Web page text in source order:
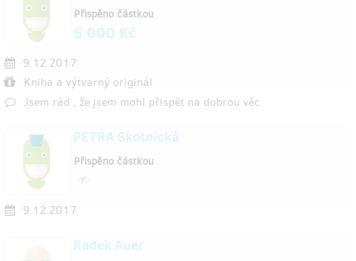
9.12.2017
Kniha a výtvarný originál
Jsem rád , že jsem mohl přispět na dobrou věc.
Přispěno částkou
5 000 Kč
PETRA Skotnická
9.12.2017
Přispěno částkou
Radek Auer